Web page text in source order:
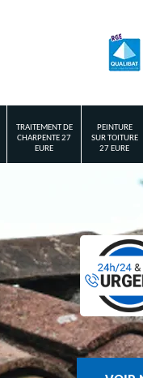
TRAITEMENT DE
CHARPENTE 27
EURE
PEINTURE
SUR TOITURE
27 EURE